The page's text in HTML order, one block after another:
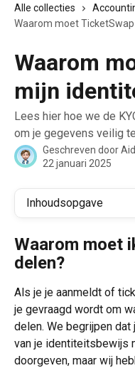
Alle collecties
Waarom moet
Waarom
mijn
Lees hier hoe we de
om je gegevens veilig
Geschreven door
22 januari 2025
Inhoudsopgave
Waarom moet
delen?
Als je je aanmeldt of
je gevraagd wordt om
delen. We begrijpen
van je identiteitsbewijs
doorgeven, maar wij